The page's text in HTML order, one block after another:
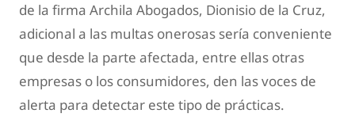
de la firma Archila Abogados, Dionisio de la Cruz,
adicional a las multas onerosas sería conveniente
que desde la parte afectada, entre ellas otras
empresas o los consumidores, den las voces de
alerta para detectar este tipo de prácticas.